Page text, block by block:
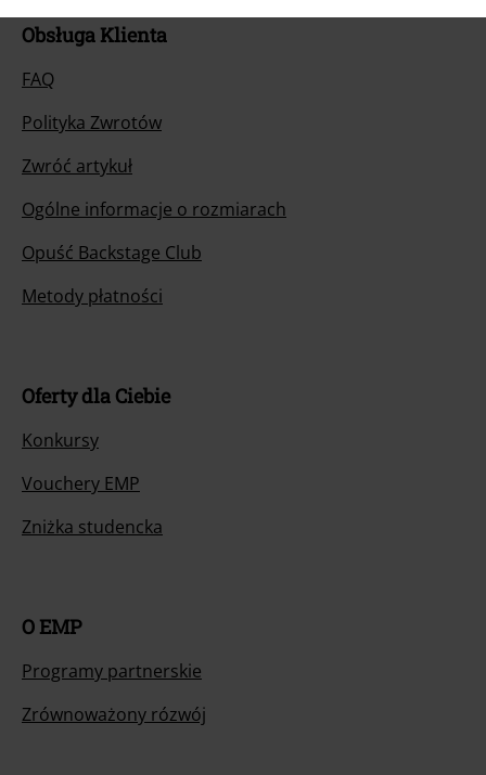
Obsługa Klienta
FAQ
Polityka Zwrotów
Zwróć artykuł
Ogólne informacje o rozmiarach
Opuść Backstage Club
Metody płatności
Oferty dla Ciebie
Konkursy
Vouchery EMP
Zniżka studencka
O EMP
Programy partnerskie
Zrównoważony rózwój